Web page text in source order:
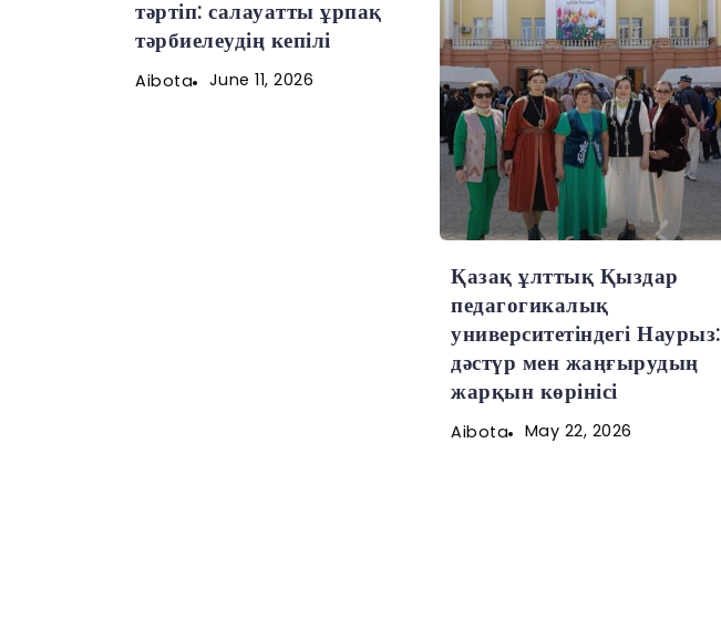
тәртіп: салауатты ұрпақ
тәрбиелеудің кепілі
Aibota June 11, 2026
Қазақ ұлттық Қыздар
педагогикалық
университетіндегі Наурыз:
дәстүр мен жаңғырудың
жарқын көрінісі
Aibota May 22, 2026